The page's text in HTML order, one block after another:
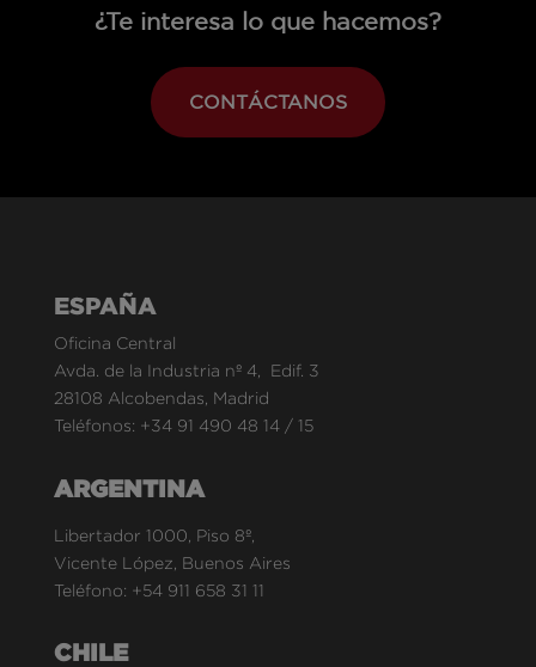
¿Te interesa lo que hacemos?
CONTÁCTANOS
ESPAÑA
Oficina Central
Avda. de la Industria nº 4, Edif. 3
28108 Alcobendas, Madrid
Teléfonos: +34 91 490 48 14/ 15
ARGENTINA
Libertador 1000, Piso 8º,
Vicente López, Buenos Aires
Teléfono: +54 911 658 31 11
CHILE